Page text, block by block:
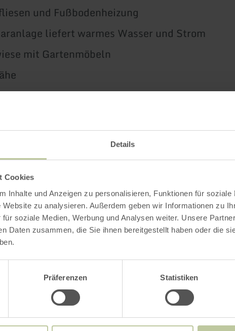
Details
Cookies
Inhalte und Anzeigen zu personalisieren, Funktionen für soziale
zu analysieren. Außerdem geben wir Informationen zu
soziale Medien, Werbung und Analysen weiter. Unsere
Daten zusammen, die Sie ihnen bereitgestellt haben oder die
Präferenzen Statistiken
und Fußbodenheizung
liefert warmes Wasser und Strom
mit Gartenmöbeln
Frühstückscafé, Ärzte, Apotheke, Aldi,
und Gastronomie im Ort
Tageskarte der Roetgen-Therme
Eintrittskarte für die Carolus-Therme in
im Naturfreibad am Rursee in Rurberg
Eintritt in die Ausstellung auf Vogelsang IP
z.B. nach Aachen oder in die Eifel
Preis pro Übernachtung für 2